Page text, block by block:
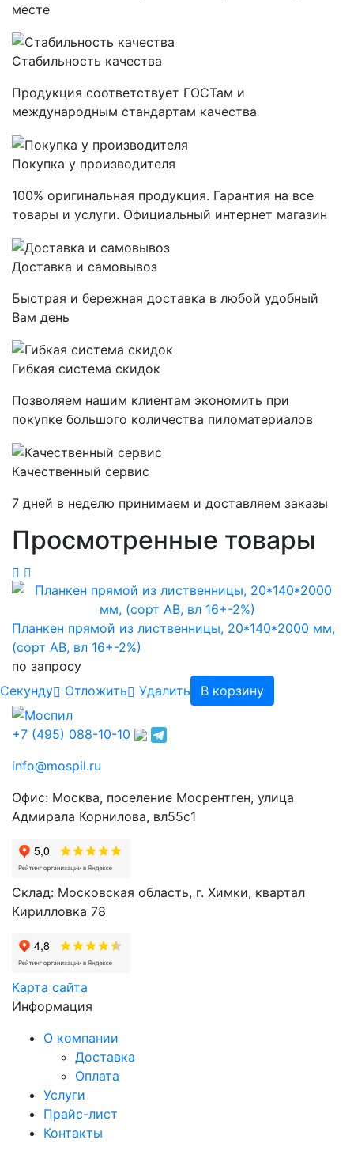
месте
Стабильность качества
Продукция соответствует ГОСТам и
международным стандартам качества
Покупка у производителя
100% оригинальная продукция. Гарантия на все
товары и услуги. Официальный интернет магазин
Доставка и самовывоз
Быстрая и бережная доставка в любой удобный
Вам день
Гибкая система скидок
Позволяем нашим клиентам экономить при
покупке большого количества пиломатериалов
Качественный сервис
7 дней в неделю принимаем и доставляем заказы
Просмотренные товары
Планкен прямой из лиственницы, 20*140*2000 мм,
(сорт AB, вл 16+-2%)
по запросу
Cекунду
Отложить Удалить В корзину
+7 (495) 088-10-10
info@mospil.ru
Офис: Москва, поселение Мосрентген, улица
Адмирала Корнилова, вл55с1
Склад: Московская область, г. Химки, квартал
Кирилловка 78
Карта сайта
Информация
О компании
Доставка
Оплата
Услуги
Прайс-лист
Контакты